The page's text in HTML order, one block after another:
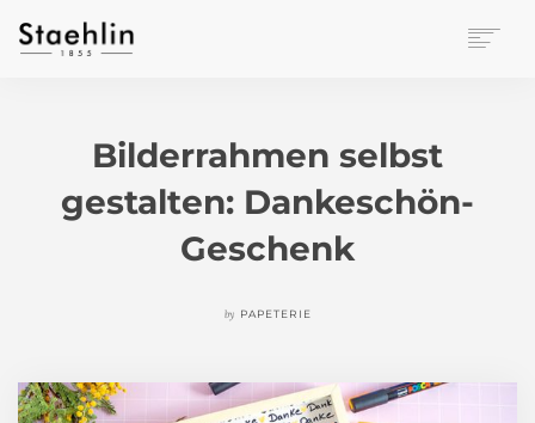
BÜROWELT
LEASING
Bilderrahmen selbst
gestalten: Dankeschön-
Geschenk
by PAPETERIE